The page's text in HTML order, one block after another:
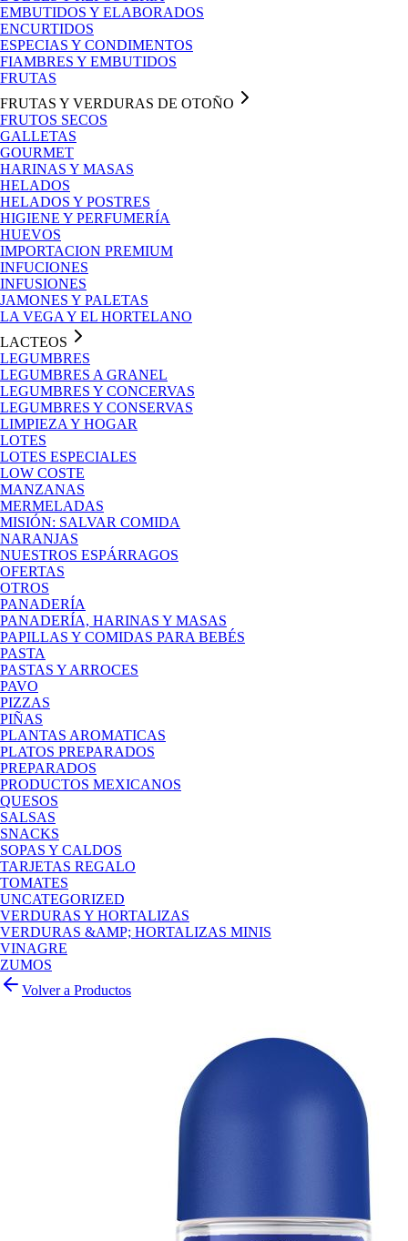
EMBUTIDOS Y ELABORADOS
ENCURTIDOS
ESPECIAS Y CONDIMENTOS
FIAMBRES Y EMBUTIDOS
FRUTAS
FRUTAS Y VERDURAS DE OTOÑO
FRUTOS SECOS
GALLETAS
GOURMET
HARINAS Y MASAS
HELADOS
HELADOS Y POSTRES
HIGIENE Y PERFUMERÍA
HUEVOS
IMPORTACION PREMIUM
INFUCIONES
INFUSIONES
JAMONES Y PALETAS
LA VEGA Y EL HORTELANO
LACTEOS
LEGUMBRES
LEGUMBRES A GRANEL
LEGUMBRES Y CONCERVAS
LEGUMBRES Y CONSERVAS
LIMPIEZA Y HOGAR
LOTES
LOTES ESPECIALES
LOW COSTE
MANZANAS
MERMELADAS
MISIÓN: SALVAR COMIDA
NARANJAS
NUESTROS ESPÁRRAGOS
OFERTAS
OTROS
PANADERÍA
PANADERÍA, HARINAS Y MASAS
PAPILLAS Y COMIDAS PARA BEBÉS
PASTA
PASTAS Y ARROCES
PAVO
PIZZAS
PIÑAS
PLANTAS AROMATICAS
PLATOS PREPARADOS
PREPARADOS
PRODUCTOS MEXICANOS
QUESOS
SALSAS
SNACKS
SOPAS Y CALDOS
TARJETAS REGALO
TOMATES
UNCATEGORIZED
VERDURAS Y HORTALIZAS
VERDURAS &AMP; HORTALIZAS MINIS
VINAGRE
ZUMOS
Volver a Productos